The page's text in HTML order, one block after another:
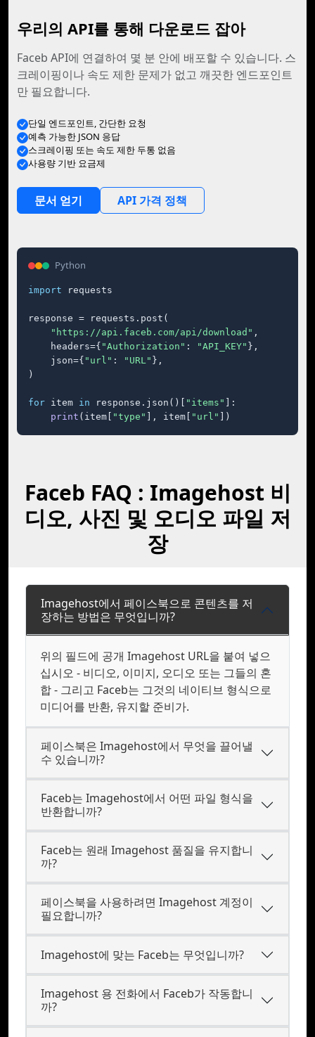
우리의 API를 통해 다운로드 잡아
Faceb API에 연결하여 몇 분 안에 배포할 수 있습니다. 스
크레이핑이나 속도 제한 문제가 없고 깨끗한 엔드포인트
만 필요합니다.
단일 엔드포인트, 간단한 요청
예측 가능한 JSON 응답
스크레이핑 또는 속도 제한 두통 없음
사용량 기반 요금제
문서 얻기 API 가격 정책
Python
import requests
response = requests.post(
"https://api.faceb.com/api/download" ,
    headers={
"Authorization" : "API_KEY" },
    json={
"url" : "URL" },
)
for item in response.json()[ "items"
]:
print (item[ "type" ], item[ "url" ])
Faceb FAQ : Imagehost 비
디오, 사진 및 오디오 파일 저
장
Imagehost에서 페이스북으로 콘텐츠를 저
장하는 방법은 무엇입니까?
위의 필드에 공개 Imagehost URL을 붙여 넣으
십시오 - 비디오, 이미지, 오디오 또는 그들의 혼
합 - 그리고 Faceb는 그것의 네이티브 형식으로
미디어를 반환, 유지할 준비가.
페이스북은 Imagehost에서 무엇을 끌어낼
수 있습니까?
Faceb는 Imagehost에서 어떤 파일 형식을
반환합니까?
Faceb는 원래 Imagehost 품질을 유지합니
까?
페이스북을 사용하려면 Imagehost 계정이
필요합니까?
Imagehost에 맞는 Faceb는 무엇입니까?
Imagehost 용 전화에서 Faceb가 작동합니
까?